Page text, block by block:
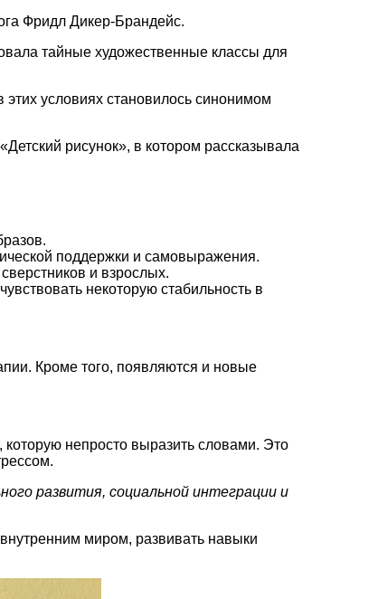
Фридл Дикер-Брандейс.
тайные художественные классы для
условиях становилось синонимом
рисунок», в котором рассказывала
поддержки и самовыражения.
и взрослых.
некоторую стабильность в
Кроме того, появляются и новые
которую непросто выразить словами. Это
развития, социальной интеграции и
миром, развивать навыки